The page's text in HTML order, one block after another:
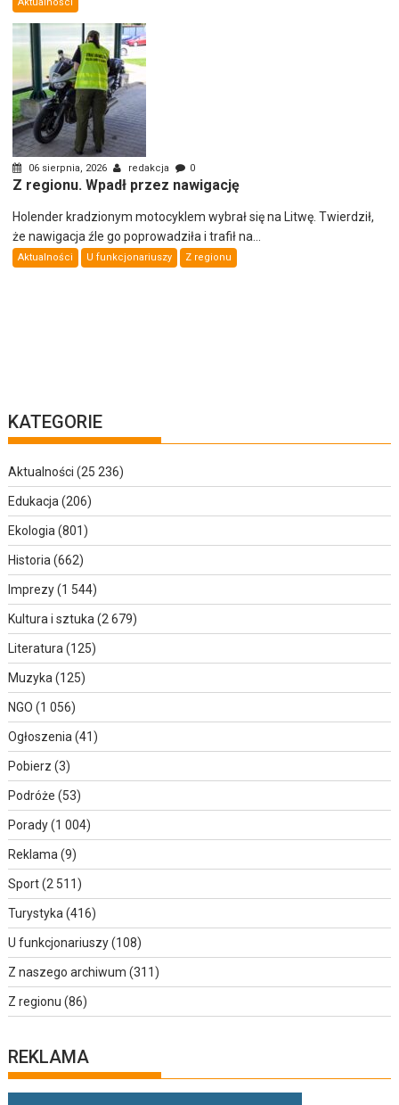
Aktualności
06 sierpnia, 2026 redakcja 0
Z regionu. Wpadł przez nawigację
Holender kradzionym motocyklem wybrał się na Litwę. Twierdził,
że nawigacja źle go poprowadziła i trafił na...
Aktualności U funkcjonariuszy Z regionu
KATEGORIE
Aktualności (25 236)
Edukacja(206)
Ekologia(801)
Historia(662)
Imprezy(1 544)
Kultura i sztuka(2 679)
Literatura(125)
Muzyka(125)
NGO (1 056)
Ogłoszenia(41)
Pobierz (3)
Podróże (53)
Porady(1 004)
Reklama(9)
Sport(2 511)
Turystyka(416)
U funkcjonariuszy(108)
Z naszego archiwum (311)
Z regionu (86)
REKLAMA